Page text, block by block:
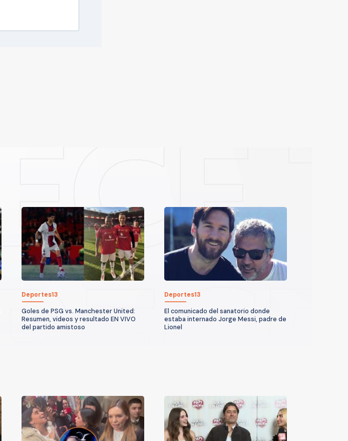
Deportes13
Goles de PSG vs. Manchester United:
Resumen, videos y resultado EN VIVO
del partido amistoso
Deportes13
El comunicado del sanatorio donde
estaba internado Jorge Messi, padre de
Lionel